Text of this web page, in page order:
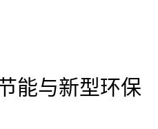
能与新型环保